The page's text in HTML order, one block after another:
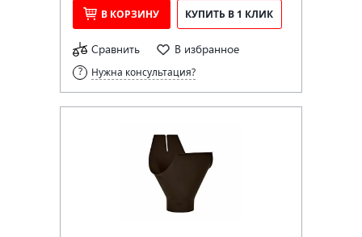
В КОРЗИНУ КУПИТЬ В 1 КЛИК
Сравнить В избранное
Нужна консультация?